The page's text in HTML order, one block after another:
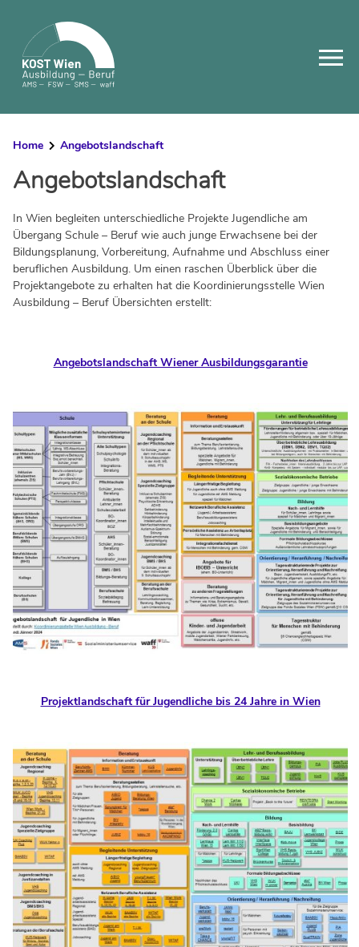
content
Home Angebotslandschaft
Angebotslandschaft
In Wien begleiten unterschiedliche Projekte Jugendliche am
Übergang Schule – Beruf wie auch junge Erwachsene bei der
Bildungsplanung, Vorbereitung, Aufnahme und Abschluss einer
beruflichen Ausbildung. Um einen raschen Überblick über die
Projektangebote zu erhalten hat die Koordinierungsstelle Wien
Ausbildung – Beruf Übersichten erstellt:
Angebotslandschaft Wiener Ausbildungsgarantie
Projektlandschaft für Jugendliche bis 24 Jahre in Wien